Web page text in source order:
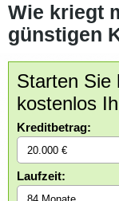
Wie kriegt
günstigen
Starten Sie
kostenlos
Kreditbetrag:
Laufzeit: